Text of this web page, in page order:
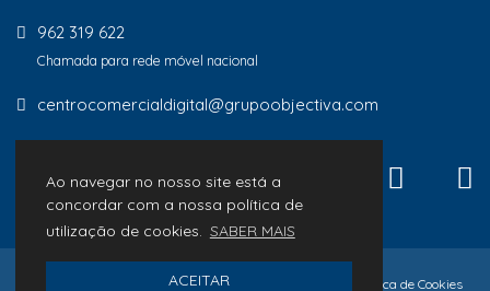
Ao navegar no nosso site está a
concordar com a nossa política de
utilização de cookies. SABER MAIS
ACEITAR
962 319 622
Chamada para rede móvel nacional
centrocomercialdigital@grupoobjectiva.com
© 2026 Lojas de Proximidade Política de Privacidade Política de Cookies